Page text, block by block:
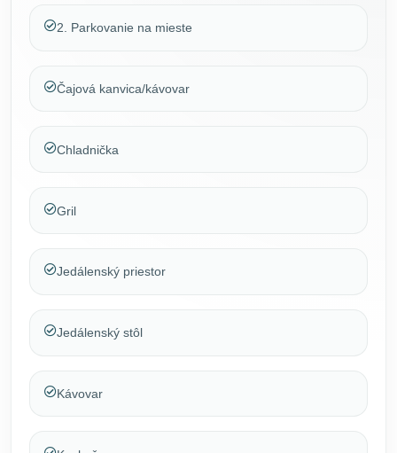
2. Parkovanie na mieste
Čajová kanvica/kávovar
Chladnička
Gril
Jedálenský priestor
Jedálenský stôl
Kávovar